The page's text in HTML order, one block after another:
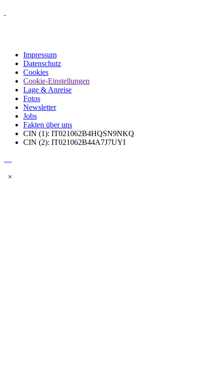
Impressum
Datenschutz
Cookies
Cookie-Einstellungen
Lage & Anreise
Fotos
Newsletter
Jobs
Fakten über uns
CIN (1): IT021062B4HQSN9NKQ
CIN (2): IT021062B44A7J7UYI
×